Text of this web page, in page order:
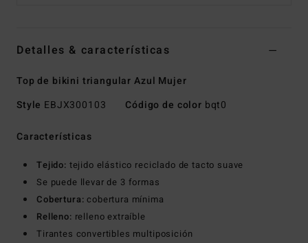
Detalles & características
Top de bikini triangular Azul Mujer
Style EBJX300103 Código de color bqt0
Características
Tejido: tejido elástico reciclado de tacto suave
Se puede llevar de 3 formas
Cobertura: cobertura mínima
Relleno: relleno extraíble
Tirantes convertibles multiposición